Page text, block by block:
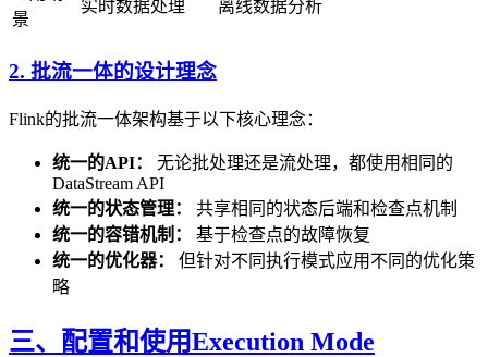
景
实时数据处理 离线数据分析
2. 批流一体的设计理念
Flink的批流一体架构基于以下核心理念：
统一的API：
无论批处理还是流处理，都使用相同的
DataStream API
统一的状态管理：
共享相同的状态后端和检查点机制
统一的容错机制：
基于检查点的故障恢复
统一的优化器：
但针对不同执行模式应用不同的优化策
略
三、配置和使用Execution Mode